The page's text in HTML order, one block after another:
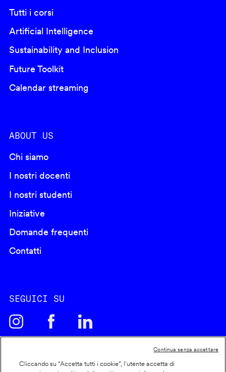
Tutti i corsi
Artificial Intelligence
Sustainability and Inclusion
Future Toolkit
Calendar streaming
ABOUT US
Chi siamo
I nostri docenti
I nostri studenti
Iniziative
Domande frequenti
Contatti
SEGUICI SU
Cliccando su “Accetta tutti i cookie”, l'utente accetta di
Continua senza accettare